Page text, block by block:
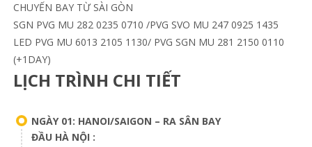
CHUYẾN BAY TỪ SÀI GÒN
SGN PVG MU 282 0235 0710 /PVG SVO MU 247 0925 1435
LED PVG MU 6013 2105 1130/ PVG SGN MU 281 2150 0110
(+1DAY)
LỊCH TRÌNH CHI TIẾT
NGÀY 01: HANOI/SAIGON – RA SÂN BAY
ĐẦU HÀ NỘI :